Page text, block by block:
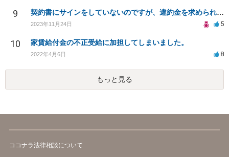
9 契約書にサインをしていないのですが、違約金を求められる。
2023年11月24日 5
10 家賃給付金の不正受給に加担してしまいました。
2022年4月6日 8
もっと見る
ココナラ法律相談について